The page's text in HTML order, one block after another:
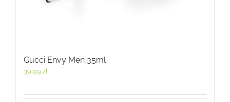
Gucci Envy Men 35ml
39,99 zł